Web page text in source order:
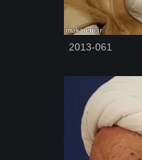
2013-061